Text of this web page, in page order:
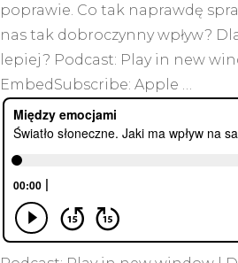
poprawie. Co tak naprawdę
nas tak dobroczynny wpływ?
lepiej? Podcast: Play in new
EmbedSubscribe: Apple …